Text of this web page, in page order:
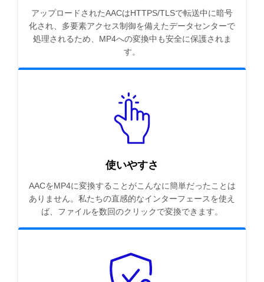
アップロードされたAACはHTTPS/TLSで転送中に暗号
化され、多要素アクセス制御を備えたデータセンターで
処理されるため、MP4への変換中も安全に保護されま
す。
使いやすさ
AACをMP4に変換することがこんなに簡単だったことは
ありません。私たちの直感的なインターフェースを使え
ば、ファイルを数回のクリックで変換できます。